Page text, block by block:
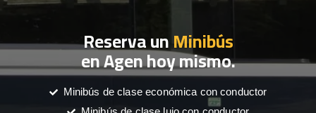
Reserva unMinibús
en Agen hoy mismo.
Minibús de clase económica con conductor